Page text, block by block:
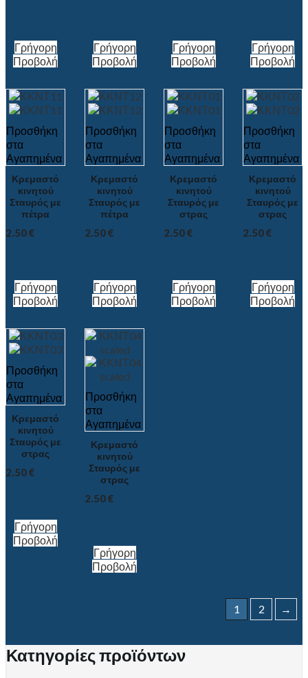
Γρήγορη
Προβολή
Γρήγορη
Προβολή
Γρήγορη
Προβολή
Γρήγορη
Προβολή
Προσθήκη
στα
Αγαπημένα
Κρεμαστό
κινητού
Σταυρός με
πέτρα
2.50€
Γρήγορη
Προβολή
Προσθήκη
στα
Αγαπημένα
Κρεμαστό
κινητού
Σταυρός με
πέτρα
2.50€
Γρήγορη
Προβολή
Προσθήκη
στα
Αγαπημένα
Κρεμαστό
κινητού
Σταυρός με
στρας
2.50€
Γρήγορη
Προβολή
Προσθήκη
στα
Αγαπημένα
Κρεμαστό
κινητού
Σταυρός με
στρας
2.50€
Γρήγορη
Προβολή
Προσθήκη
στα
Αγαπημένα
Κρεμαστό
κινητού
Σταυρός με
στρας
2.50€
Γρήγορη
Προβολή
Προσθήκη
στα
Αγαπημένα
Κρεμαστό
κινητού
Σταυρός με
στρας
2.50€
Γρήγορη
Προβολή
1 2 →
Κατηγορίες προϊόντων